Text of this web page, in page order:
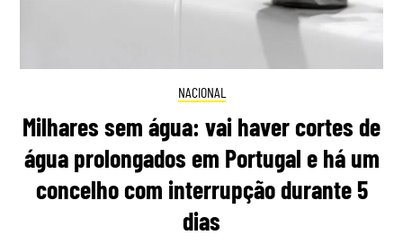
NACIONAL
Milhares sem água: vai haver cortes de
água prolongados em Portugal e há um
concelho com interrupção durante 5
dias